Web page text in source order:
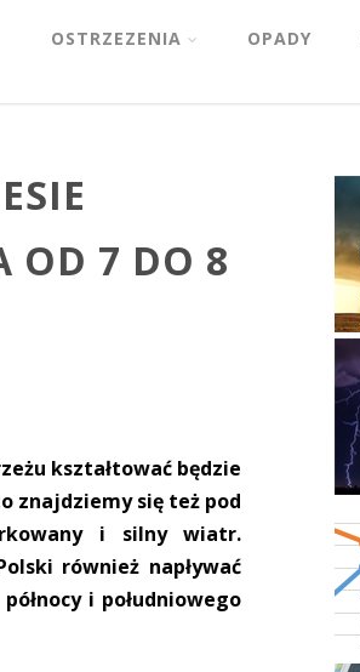
OSTRZEZENIA OPADY
OD 7 DO 8
kształtować będzie
znajdziemy się też pod
i silny wiatr.
również napływać
i południowego